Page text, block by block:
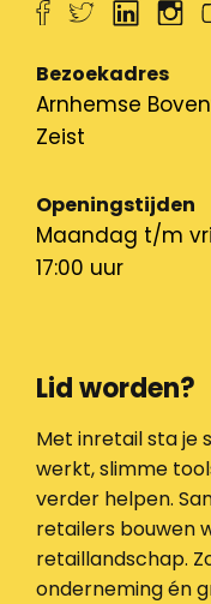
Bezoekadres
Arnhemse
Zeist
Openingstijden
Maandag t/m
17:00 uur
Lid worden?
Met inretail sta je
werkt, slimme
verder helpen.
retailers bouwen
retaillandschap.
onderneming én